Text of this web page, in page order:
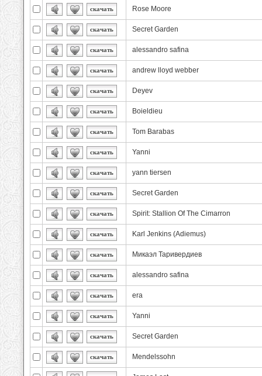
скачать Rose Moore
скачать Secret Garden
скачать alessandro safina
скачать andrew lloyd webber
скачать Deyev
скачать Boieldieu
скачать Tom Barabas
скачать Yanni
скачать yann tiersen
скачать Secret Garden
скачать Spirit: Stallion Of The Cimarron
скачать Karl Jenkins (Adiemus)
скачать Микаэл Таривердиев
скачать alessandro safina
скачать era
скачать Yanni
скачать Secret Garden
скачать Mendelssohn